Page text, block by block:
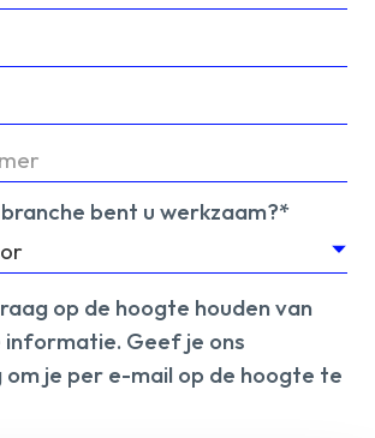
bent u werkzaam?*
op de hoogte houden van
Geef je ons
je per e-mail op de hoogte te